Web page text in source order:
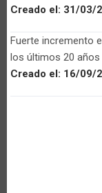
Creado el: 31/03/
Fuerte incremento
los últimos 20 años
Creado el: 16/09/